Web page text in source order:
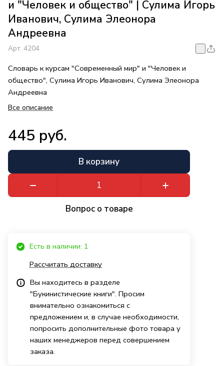
и "Человек и общество" | Сулима Игорь
Иванович, Сулима Элеонора
Андреевна
Арт. 4204
Словарь к курсам "Современный мир" и "Человек и
общество", Сулима Игорь Иванович, Сулима Элеонора
Андреевна
Все описание
445 руб.
В корзину
Вопрос о товаре
Есть в наличии: 1
Рассчитать доставку
Вы находитесь в разделе
"Букинистические книги". Просим
внимательно ознакомиться с
предложением и, в случае необходимости,
попросить дополнительные фото товара у
наших менеджеров перед совершением
заказа.